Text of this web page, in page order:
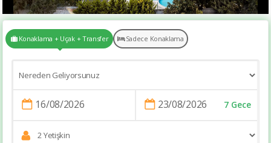
Konaklama + Uçak + Transfer Sadece Konaklama
7 Gece